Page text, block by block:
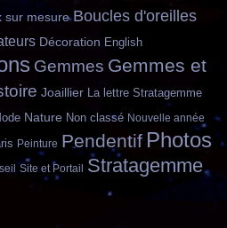
sur mesure Boucles d'oreilles
Décoration English
Gemmes Gemmes et
Joaillier La lettre Stratagemme
Nature Non classé Nouvelle année
Peinture Pendentif Photos
Site et Portail Stratagemme